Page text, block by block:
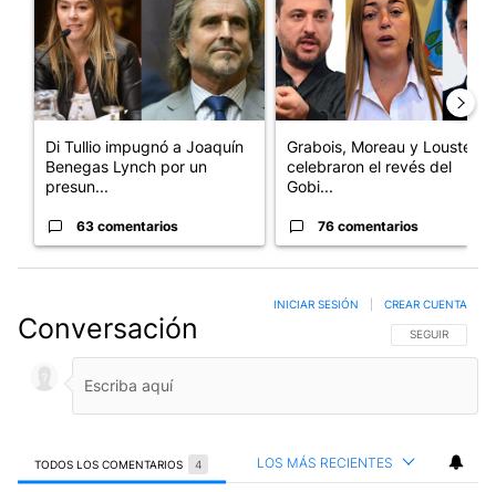
Di Tullio impugnó a Joaquín
Benegas Lynch por un
presun...
63 comentarios
Grabois, Moreau y Lousteau
celebraron el revés del
Gobi...
76 comentarios
Conversación SIGA ESTA
SEGUIR
INICIAR SESIÓN CREAR CUENTA
TODOS LOS COMENTARIOS 4 LOS MÁS RECIENTES